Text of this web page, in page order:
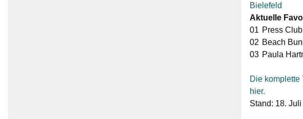
Aktuelle
01 Press
02 Beach
03 Paula
Die komplette
hier.
Stand: 18.